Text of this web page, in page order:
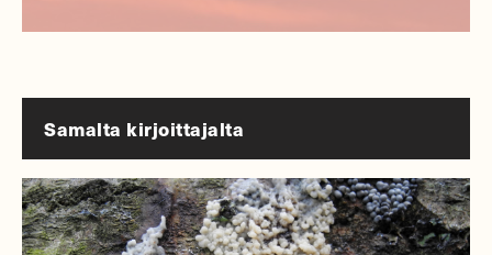
Samalta kirjoittajalta